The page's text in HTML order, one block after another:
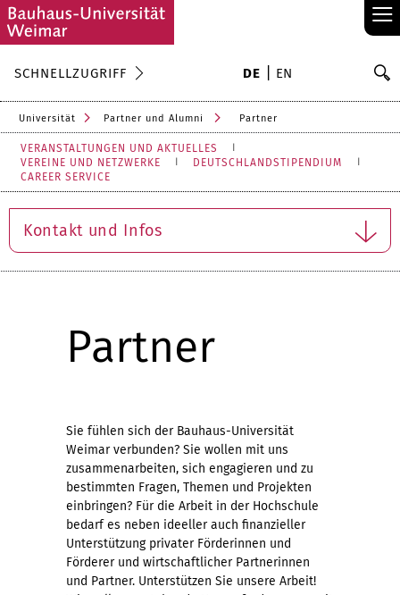
≡
SCHNELLZUGRIFF DE EN
Universität Partner und Alumni Partner
VERANSTALTUNGEN UND AKTUELLES
VEREINE UND NETZWERKE
DEUTSCHLANDSTIPENDIUM
CAREER SERVICE
Kontakt und Infos
Partner
Sie fühlen sich der Bauhaus-Universität
Weimar verbunden? Sie wollen mit uns
zusammenarbeiten, sich engagieren und zu
bestimmten Fragen, Themen und Projekten
einbringen? Für die Arbeit in der Hochschule
bedarf es neben ideeller auch finanzieller
Unterstützung privater Förderinnen und
Förderer und wirtschaftlicher Partnerinnen
und Partner. Unterstützen Sie unsere Arbeit!